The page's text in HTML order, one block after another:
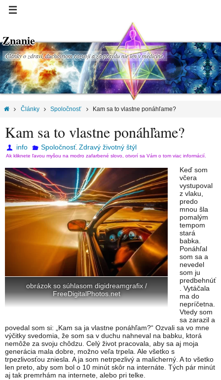
Znanie
Články o zdraví, duchovnom rozvoji a za pravdu nie len v medicíne.
Články Spoločnosť Kam sa to vlastne ponáhľame?
Kam sa to vlastne ponáhľame?
info Spoločnosť Zdravý životný štýl
Ak kliknete ľavou myšou na modro zafarbené slovo, otvorí sa Vám o tom viac informácií.
obrázok so súhlasom digidreamgrafix /
FreeDigitalPhotos.net
Keď som
včera
vystupoval
z vlaku,
predo
mnou šla
pomalým
tempom
stará
babka.
Ponáhľal
som sa a
nevedel
som ju
predbehnúť
. Vytáčala
ma do
nepríčetna.
Vtedy som
sa zarazil a
povedal som si: „Kam sa ja vlastne ponáhľam?“ Ozvali sa vo mne
výčitky svedomia, že som sa v duchu nahneval na babku, ktorá
nemôže za svoju chôdzu. Celý život pracovala, aby sa aj moja
generácia mala dobre, možno veľa trpela. Ale všetko s
trpezlivosťou zniesla. A ja som netrpezlivý a malicherný. A to všetko
len preto, aby som bol o 10 minút skôr na internáte. Tých pár minút
aj tak premrhám na internete, alebo pri telke.